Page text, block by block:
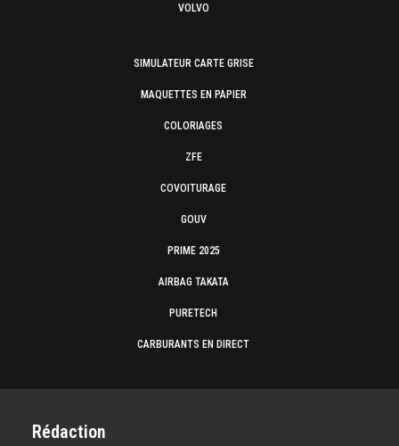
VOLVO
SIMULATEUR CARTE GRISE
MAQUETTES EN PAPIER
COLORIAGES
ZFE
COVOITURAGE
GOUV
PRIME 2025
AIRBAG TAKATA
PURETECH
CARBURANTS EN DIRECT
Rédaction